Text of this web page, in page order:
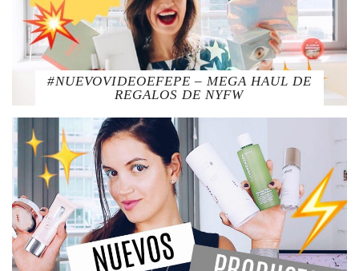
#NUEVOVIDEOEFEPE – MEGA HAUL DE
REGALOS DE NYFW